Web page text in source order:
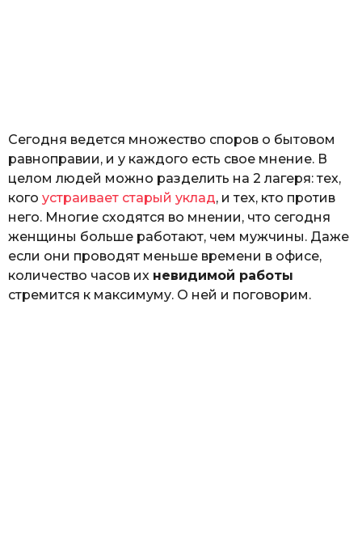
Сегодня ведется множество споров о бытовом
равноправии, и у каждого есть свое мнение. В
целом людей можно разделить на 2 лагеря: тех,
кого устраивает старый уклад, и тех, кто против
него. Многие сходятся во мнении, что сегодня
женщины больше работают, чем мужчины. Даже
если они проводят меньше времени в офисе,
количество часов их невидимой работы
стремится к максимуму. О ней и поговорим.